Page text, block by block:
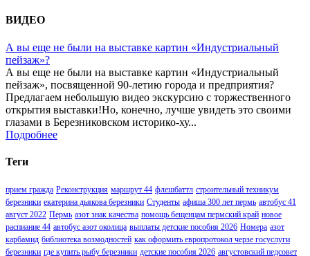
ВИДЕО
А вы еще не были на выставке картин «Индустриальный
пейзаж»?
А вы еще не были на выставке картин «Индустриальный
пейзаж», посвященной 90-летию города и предприятия?
Предлагаем небольшую видео экскурсию с торжественного
открытия выставки!Но, конечно, лучше увидеть это своими
глазами в Березниковском историко-ху...
Подробнее
Теги
прием гражда Реконструкция маршрут 44 флешбаттл строительный техникум
березники екатерина дьякова березники Студенты афиша 300 лет пермь автобус 41
август 2022 Пермь азот знак качества помощь бещенцам пермский край новое
распиание 44 автобус азот околица выплаты детские пособия 2026 Номера азот
карбамид библиотека возмодностей как оформить европротокол черзе госуслуги
березники где купить рыбу березники детские пособия 2026 августовский педсовет